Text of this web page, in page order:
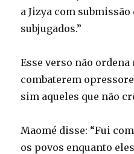
a Jizya com
subjugados.”
Esse verso não
combaterem
sim aqueles que não
Maomé disse: “Fui
os povos enquanto